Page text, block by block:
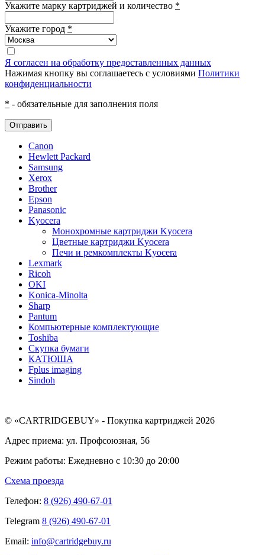
Укажите марку картриджей и количество *
Укажите город *
Я согласен на обработку предоставленных данных
Нажимая кнопку вы соглашаетесь с условиями Политики
конфиденциальности
* - обязательные для заполнения поля
Отправить
Canon
Hewlett Packard
Samsung
Xerox
Brother
Epson
Panasonic
Kyocera
Монохромные картриджи Kyocera
Цветные картриджи Kyocera
Печи и ремкомплекты Kyocera
Lexmark
Ricoh
OKI
Konica-Minolta
Sharp
Pantum
Компьютерные комплектующие
Toshiba
Скупка бумаги
КАТЮША
Fplus imaging
Sindoh
© «CARTRIDGEBUY» - Покупка картриджей 2026
Адрес приема: ул. Профсоюзная, 56
Режим работы: Ежедневно с 10:30 до 20:00
Схема проезда
Телефон: 8 (926) 490-67-01
Telegram 8 (926) 490-67-01
Email: info@cartridgebuy.ru